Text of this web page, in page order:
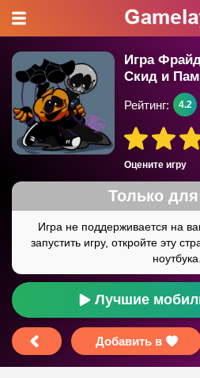
Игра
Скид и
Оцените игру
Рейтинг: 4.2
Лучшие
Добавить в